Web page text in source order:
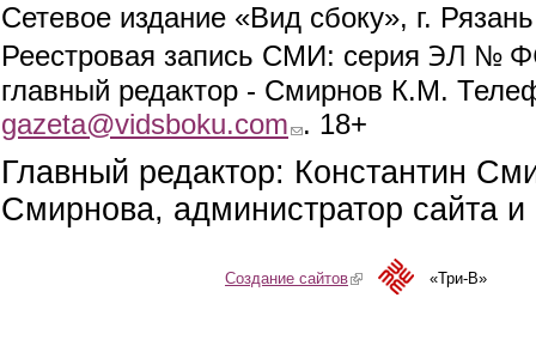
Сетевое издание «Вид сбоку», г.
Реестровая запись СМИ: серия ЭЛ №
главный редактор - Смирнов К.М.
gazeta@vidsboku.com (link sends e-mail)
. 18+
Главный редактор: Константин
Смирнова, администратор сайта
Создание сайтов(link is external)«Три-В»